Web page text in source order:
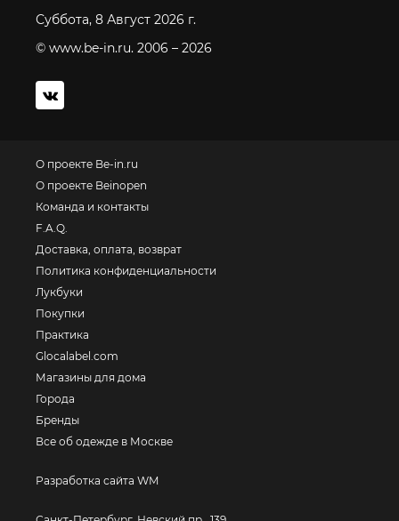
Суббота, 8 Август 2026 г.
© www.be-in.ru. 2006 – 2026
О проекте Be-in.ru
О проекте Beinopen
Команда и контакты
F.A.Q.
Доставка, оплата, возврат
Политика конфиденциальности
Лукбуки
Покупки
Практика
Glocalabel.com
Магазины для дома
Города
Бренды
Все об одежде в Москве
Разработка сайта WM